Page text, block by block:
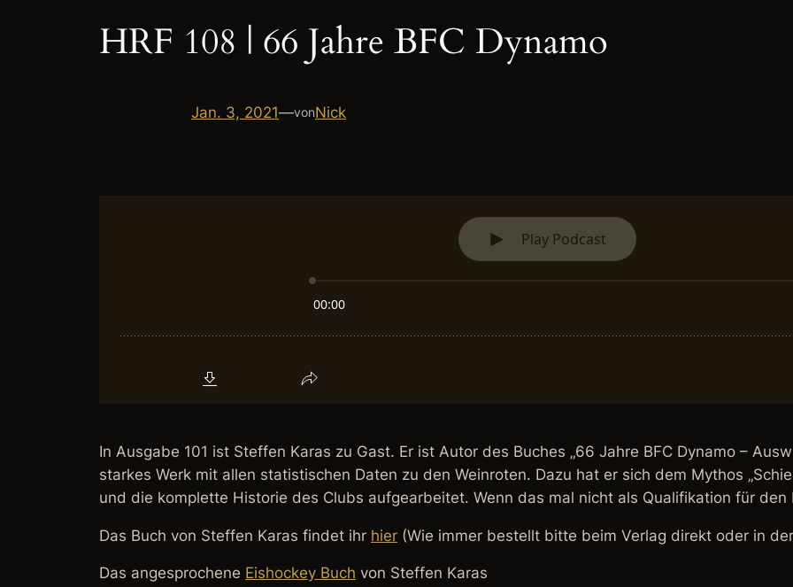
HRF 108 | 66 Jahre BFC Dynamo
Jan. 3, 2021—vonNick
In Ausgabe 101 ist Steffen Karas zu Gast. Er ist Autor des Buches „66 Jahre BFC Dynamo –
starkes Werk mit allen statistischen Daten zu den Weinroten. Dazu hat er sich dem Mythos
und die komplette Historie des Clubs aufgearbeitet. Wenn das mal nicht als Qualifikation für den
Das Buch von Steffen Karas findet ihr hier (Wie immer bestellt bitte beim Verlag direkt oder in
Das angesprochene Eishockey Buch von Steffen Karas